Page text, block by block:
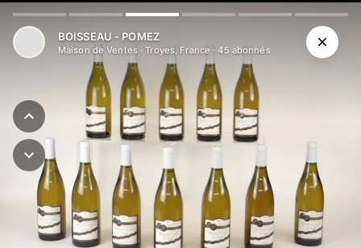
BOISSEAU - POMEZ
Maison de Ventes·Troyes, France · 45 abonné s